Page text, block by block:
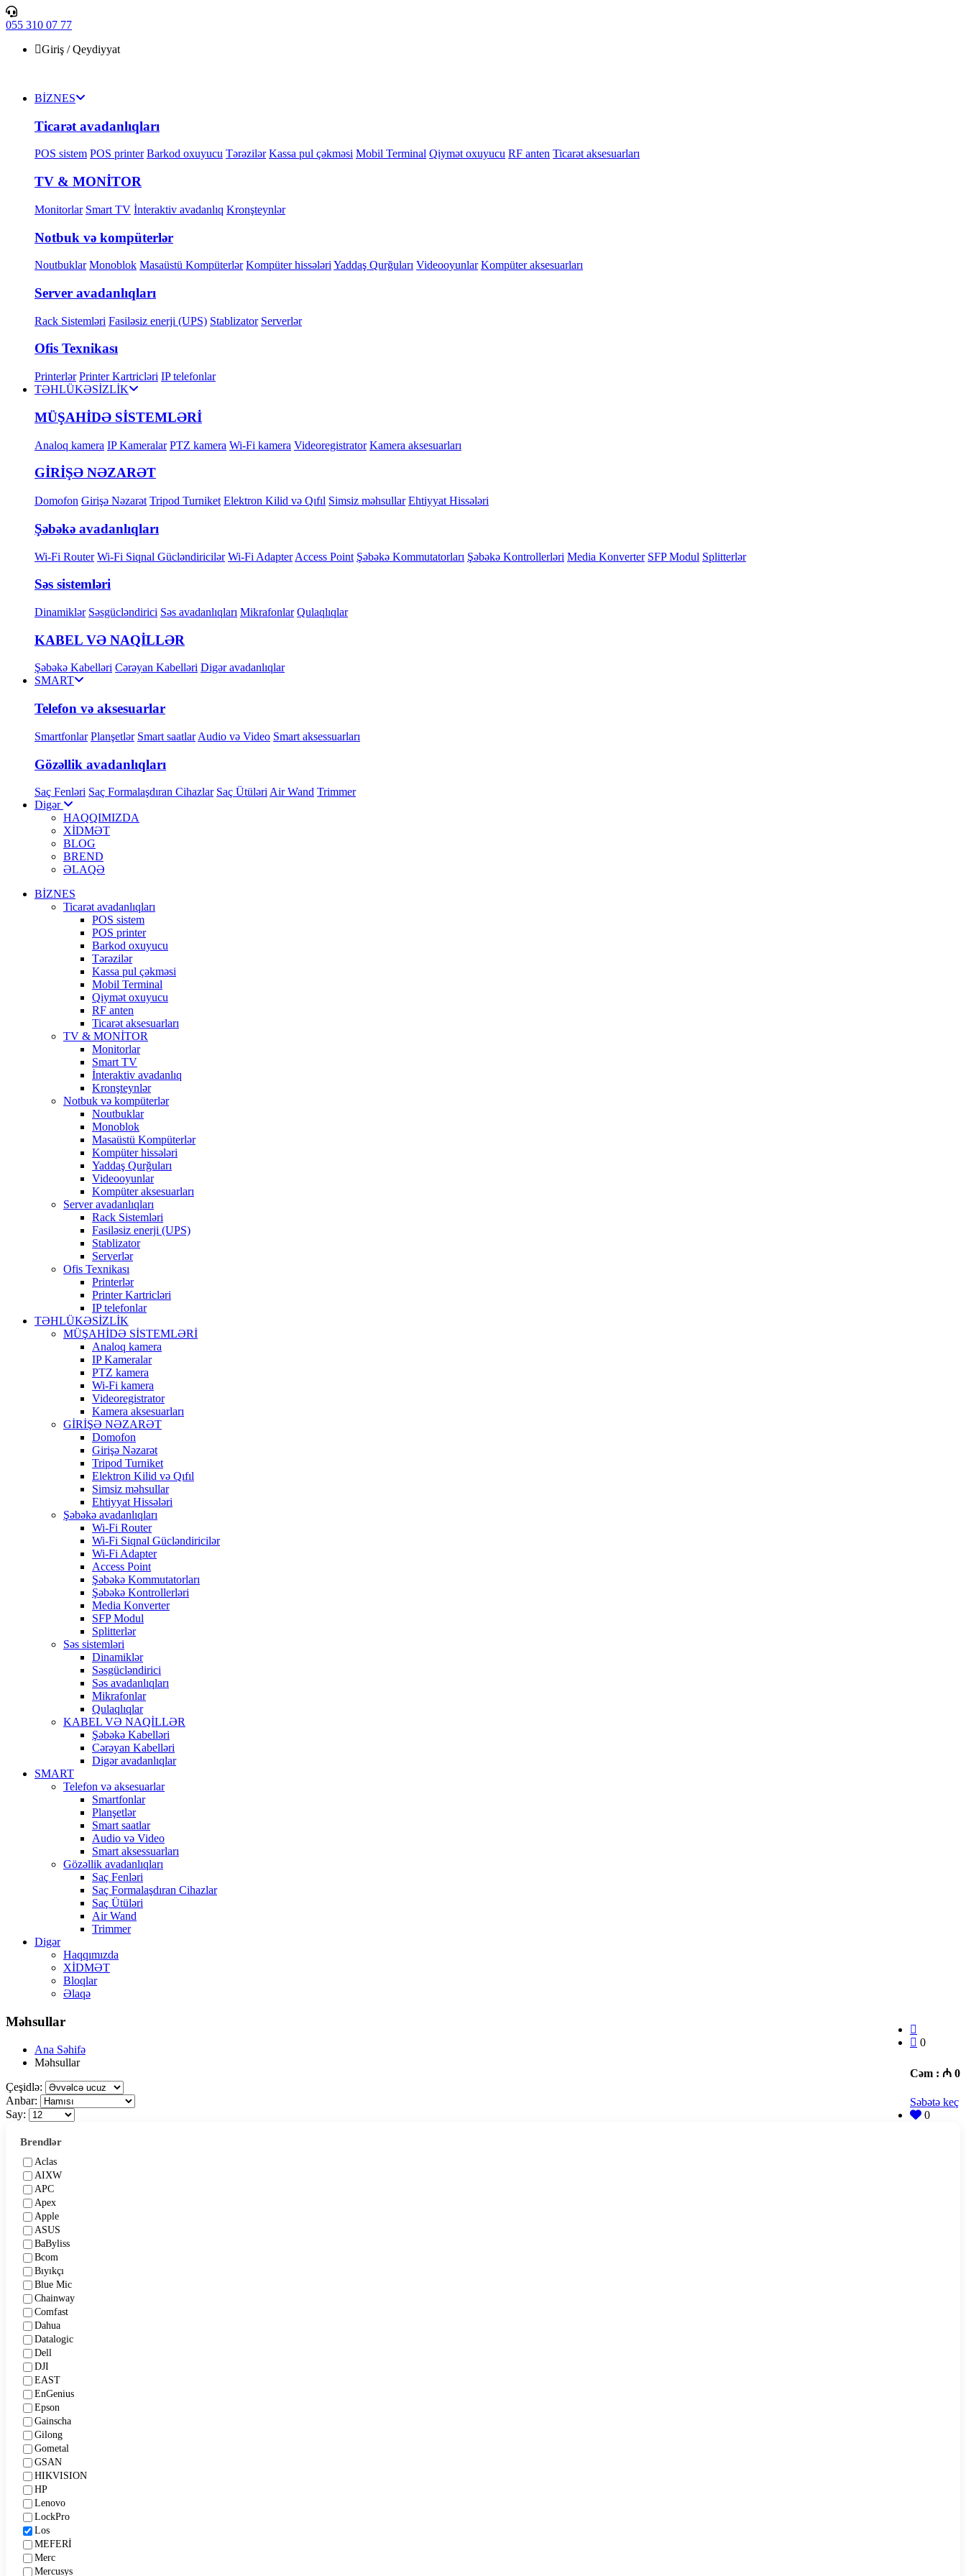
055 310 07 77
Giriş / Qeydiyyat
BİZNES
Ticarət avadanlıqları
POS sistem POS printer Barkod oxuyucu Tərəzilər Kassa pul çəkməsi Mobil Terminal Qiymət oxuyucu RF anten Ticarət aksesuarları
TV & MONİTOR
Monitorlar Smart TV İnteraktiv avadanlıq Kronşteynlər
Notbuk və kompüterlər
Noutbuklar Monoblok Masaüstü Kompüterlər Kompüter hissələri Yaddaş Qurğuları Videooyunlar Kompüter aksesuarları
Server avadanlıqları
Rack Sistemləri Fasiləsiz enerji (UPS) Stablizator Serverlər
Ofis Texnikası
Printerlər Printer Kartricləri IP telefonlar
TƏHLÜKƏSİZLİK
MÜŞAHİDƏ SİSTEMLƏRİ
Analoq kamera IP Kameralar PTZ kamera Wi-Fi kamera Videoregistrator Kamera aksesuarları
GİRİŞƏ NƏZARƏT
Domofon Girişə Nəzarət Tripod Turniket Elektron Kilid və Qıfıl Simsiz məhsullar Ehtiyyat Hissələri
Şəbəkə avadanlıqları
Wi-Fi Router Wi-Fi Siqnal Gücləndiricilər Wi-Fi Adapter Access Point Şəbəkə Kommutatorları Şəbəkə Kontrollerləri Media Konverter SFP Modul Splitterlər
Səs sistemləri
Dinamiklər Səsgücləndirici Səs avadanlıqları Mikrafonlar Qulaqlıqlar
KABEL VƏ NAQİLLƏR
Şəbəkə Kabelləri Cərəyan Kabelləri Digər avadanlıqlar
SMART
Telefon və aksesuarlar
Smartfonlar Planşetlər Smart saatlar Audio və Video Smart aksessuarları
Gözəllik avadanlıqları
Saç Fenləri Saç Formalaşdıran Cihazlar Saç Ütüləri Air Wand Trimmer
Digər
HAQQIMIZDA
XİDMƏT
BLOG
BREND
ƏLAQƏ
BİZNES
Ticarət avadanlıqları
POS sistem
POS printer
Barkod oxuyucu
Tərəzilər
Kassa pul çəkməsi
Mobil Terminal
Qiymət oxuyucu
RF anten
Ticarət aksesuarları
TV & MONİTOR
Monitorlar
Smart TV
İnteraktiv avadanlıq
Kronşteynlər
Notbuk və kompüterlər
Noutbuklar
Monoblok
Masaüstü Kompüterlər
Kompüter hissələri
Yaddaş Qurğuları
Videooyunlar
Kompüter aksesuarları
Server avadanlıqları
Rack Sistemləri
Fasiləsiz enerji (UPS)
Stablizator
Serverlər
Ofis Texnikası
Printerlər
Printer Kartricləri
IP telefonlar
TƏHLÜKƏSİZLİK
MÜŞAHİDƏ SİSTEMLƏRİ
Analoq kamera
IP Kameralar
PTZ kamera
Wi-Fi kamera
Videoregistrator
Kamera aksesuarları
GİRİŞƏ NƏZARƏT
Domofon
Girişə Nəzarət
Tripod Turniket
Elektron Kilid və Qıfıl
Simsiz məhsullar
Ehtiyyat Hissələri
Şəbəkə avadanlıqları
Wi-Fi Router
Wi-Fi Siqnal Gücləndiricilər
Wi-Fi Adapter
Access Point
Şəbəkə Kommutatorları
Şəbəkə Kontrollerləri
Media Konverter
SFP Modul
Splitterlər
Səs sistemləri
Dinamiklər
Səsgücləndirici
Səs avadanlıqları
Mikrafonlar
Qulaqlıqlar
KABEL VƏ NAQİLLƏR
Şəbəkə Kabelləri
Cərəyan Kabelləri
Digər avadanlıqlar
SMART
Telefon və aksesuarlar
Smartfonlar
Planşetlər
Smart saatlar
Audio və Video
Smart aksessuarları
Gözəllik avadanlıqları
Saç Fenləri
Saç Formalaşdıran Cihazlar
Saç Ütüləri
Air Wand
Trimmer
Digər
Haqqımızda
XİDMƏT
Bloqlar
Əlaqə
0
Cəm : ₼ 0
Səbətə keç
0
Məhsullar
Ana Səhifə
Məhsullar
Çeşidlə:
Anbar:
Say:
Brendlər
Aclas
AIXW
APC
Apex
Apple
ASUS
BaByliss
Bcom
Bıyıkçı
Blue Mic
Chainway
Comfast
Dahua
Datalogic
Dell
DJI
EAST
EnGenius
Epson
Gainscha
Gilong
Gometal
GSAN
HIKVISION
HP
Lenovo
LockPro
Los
MEFERİ
Merc
Mercusys